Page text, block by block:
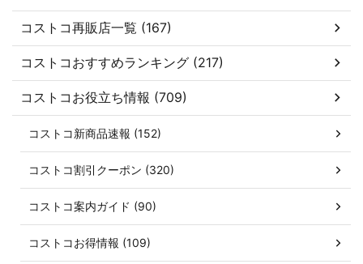
コストコ再販店一覧 (167)
コストコおすすめランキング (217)
コストコお役立ち情報 (709)
コストコ新商品速報 (152)
コストコ割引クーポン (320)
コストコ案内ガイド (90)
コストコお得情報 (109)